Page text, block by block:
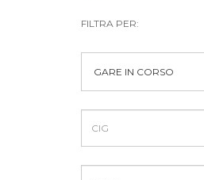
FILTRA PER:
GARE IN CORSO